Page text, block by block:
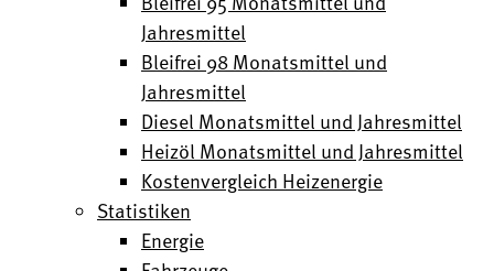
Jahresmittel
Bleifrei 98 Monatsmittel und
Jahresmittel
Diesel Monatsmittel und Jahresmittel
Heizöl Monatsmittel und Jahresmittel
Kostenvergleich Heizenergie
Statistiken
Energie